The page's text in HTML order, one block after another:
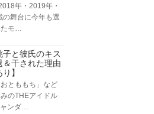
年・2019年・
舞台に今年も選
たモ…
子と彼氏のキス
＆干された理由
】
おとももち」など
のTHEアイドル
ャンダ…